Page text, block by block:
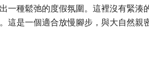
一種鬆弛的度假氛圍。這裡沒有緊湊
這是一個適合放慢腳步，與大自然親